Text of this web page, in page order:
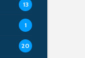
13
1
20